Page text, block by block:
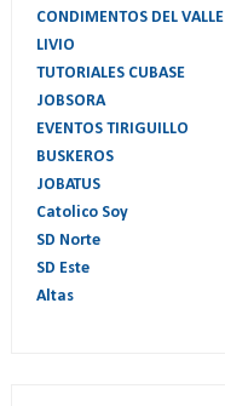
CONDIMENTOS DEL VALLE
LIVIO
TUTORIALES CUBASE
JOBSORA
EVENTOS TIRIGUILLO
BUSKEROS
JOBATUS
Catolico Soy
SD Norte
SD Este
Altas